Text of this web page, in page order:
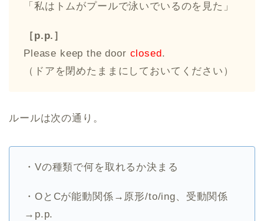
「私はトムがプールで泳いでいるのを見た」
［p.p.］
Please keep the door closed .
（ドアを閉めたままにしておいてください）
ルールは次の通り。
・Vの種類で何を取れるか決まる
・OとCが能動関係→原形/to/ing、受動関係
→p.p.